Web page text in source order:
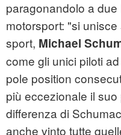
paragonandolo a
motorsport: "si
sport, Michael
come gli unici piloti
pole position
più eccezionale il
differenza di
anche vinto tutte